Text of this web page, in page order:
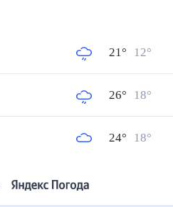
21° 12°
26° 18°
24° 18°